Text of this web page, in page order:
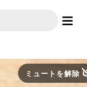
ミュートを解除